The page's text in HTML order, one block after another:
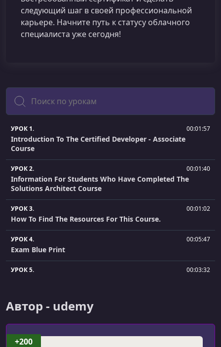
следующий шаг в своей профессиональной
карьере. Начните путь к статусу облачного
специалиста уже сегодня!
Поиск
УРОК 1. 00:01:57
Introduction To The Certified Developer - Associate
Course
УРОК 2. 00:01:40
Information For Students Who Have Completed The
Solutions Architect Course
УРОК 3. 00:01:02
How To Find The Resources For This Course.
УРОК 4. 00:05:47
Exam Blue Print
УРОК 5. 00:03:32
УРОК 6.
IAM 101
IAM Lab
Автор - udemy
+200